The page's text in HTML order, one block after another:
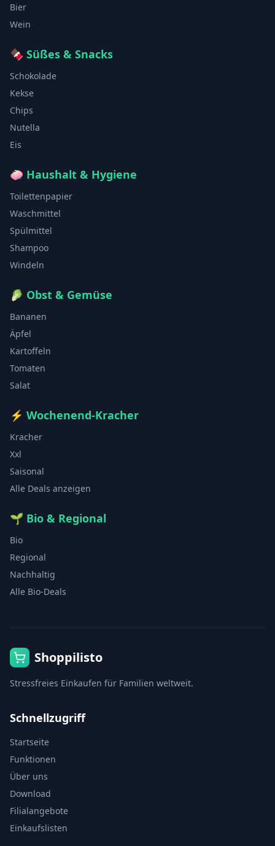
Bier
Wein
🍫 Süßes & Snacks
Schokolade
Kekse
Chips
Nutella
Eis
🧼 Haushalt & Hygiene
Toilettenpapier
Waschmittel
Spülmittel
Shampoo
Windeln
🥬 Obst & Gemüse
Bananen
Äpfel
Kartoffeln
Tomaten
Salat
⚡ Wochenend-Kracher
Kracher
Xxl
Saisonal
Alle Deals anzeigen
🌱 Bio & Regional
Bio
Regional
Nachhaltig
Alle Bio-Deals
Shoppilisto
Stressfreies Einkaufen für Familien weltweit.
Schnellzugriff
Startseite
Funktionen
Über uns
Download
Filialangebote
Einkaufslisten